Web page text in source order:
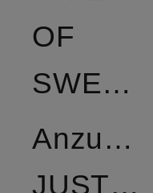
OF
SWEDEN
JUSTIN